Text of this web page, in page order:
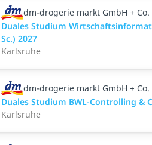
dm-drogerie markt GmbH + Co.
Duales Studium
Sc.) 2027
Karlsruhe
dm-drogerie markt GmbH + Co.
Duales Studium BWL-Controlling &
Karlsruhe